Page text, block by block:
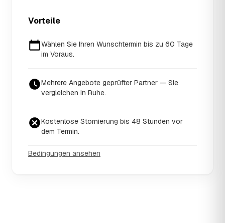
Vorteile
Wählen Sie Ihren Wunschtermin bis zu 60 Tage
im Voraus.
Mehrere Angebote geprüfter Partner — Sie
vergleichen in Ruhe.
Kostenlose Stornierung bis 48 Stunden vor
dem Termin.
Bedingungen ansehen